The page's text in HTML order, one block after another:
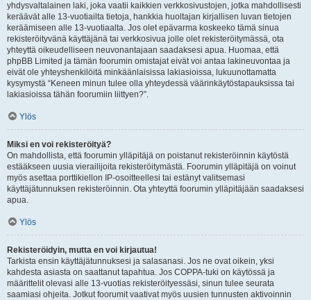
yhdysvaltalainen laki, joka vaatii kaikkien verkkosivustojen, jotka mahdollisesti
keräävät alle 13-vuotiailta tietoja, hankkia huoltajan kirjallisen luvan tietojen
keräämiseen alle 13-vuotiaalta. Jos olet epävarma koskeeko tämä sinua
rekisteröityvänä käyttäjänä tai verkkosivua jolle olet rekisteröitymässä, ota
yhteyttä oikeudelliseen neuvonantajaan saadaksesi apua. Huomaa, että
phpBB Limited ja tämän foorumin omistajat eivät voi antaa lakineuvontaa ja
eivät ole yhteyshenkilöitä minkäänlaisissa lakiasioissa, lukuunottamatta
kysymystä “Keneen minun tulee olla yhteydessä väärinkäytöstapauksissa tai
lakiasioissa tähän foorumiin liittyen?”.
Ylös
Miksi en voi rekisteröityä?
On mahdollista, että foorumin ylläpitäjä on poistanut rekisteröinnin käytöstä
estääkseen uusia vierailijoita rekisteröitymästä. Foorumin ylläpitäjä on voinut
myös asettaa porttikiellon IP-osoitteellesi tai estänyt valitsemasi
käyttäjätunnuksen rekisteröinnin. Ota yhteyttä foorumin ylläpitäjään saadaksesi
apua.
Ylös
Rekisteröidyin, mutta en voi kirjautua!
Tarkista ensin käyttäjätunnuksesi ja salasanasi. Jos ne ovat oikein, yksi
kahdesta asiasta on saattanut tapahtua. Jos COPPA-tuki on käytössä ja
määrittelit olevasi alle 13-vuotias rekisteröityessäsi, sinun tulee seurata
saamiasi ohjeita. Jotkut foorumit vaativat myös uusien tunnusten aktivoinnin